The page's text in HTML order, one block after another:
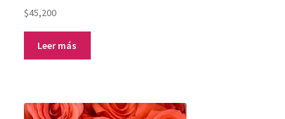
$45,200
Leer más